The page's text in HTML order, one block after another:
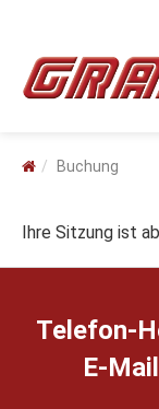
Buchung
Ihre Sitzung ist
Telefon-
E-